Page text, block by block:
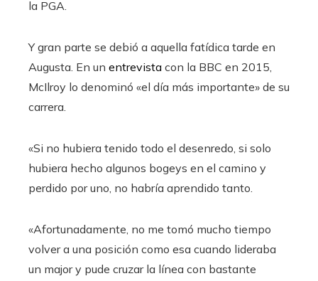
la PGA.
Y gran parte se debió a aquella fatídica tarde en
Augusta. En un entrevista con la BBC en 2015,
McIlroy lo denominó «el día más importante» de su
carrera.
«Si no hubiera tenido todo el desenredo, si solo
hubiera hecho algunos bogeys en el camino y
perdido por uno, no habría aprendido tanto.
«Afortunadamente, no me tomó mucho tiempo
volver a una posición como esa cuando lideraba
un major y pude cruzar la línea con bastante